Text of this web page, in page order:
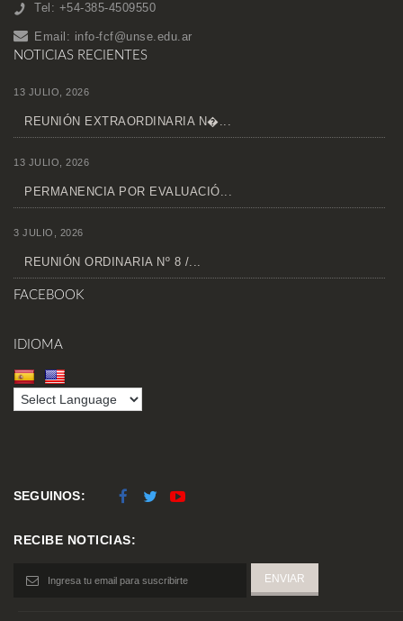
Tel: +54-385-4509550
Email: info-fcf@unse.edu.ar
NOTICIAS RECIENTES
13 JULIO, 2026
REUNIÓN EXTRAORDINARIA N�...
13 JULIO, 2026
PERMANENCIA POR EVALUACIÓ...
3 JULIO, 2026
REUNIÓN ORDINARIA Nº 8 /...
FACEBOOK
IDIOMA
SEGUINOS:
RECIBE NOTICIAS: